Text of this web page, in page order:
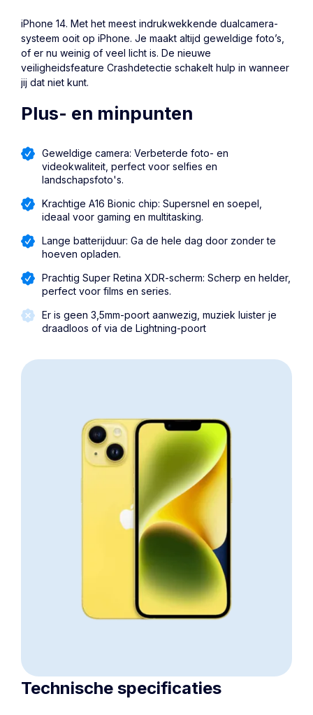
iPhone 14. Met het meest indrukwekkende dualcamera-
systeem ooit op iPhone. Je maakt altijd geweldige foto’s,
of er nu weinig of veel licht is. De nieuwe
veiligheidsfeature Crashdetectie schakelt hulp in wanneer
jij dat niet kunt.
Plus- en minpunten
Geweldige camera: Verbeterde foto- en
videokwaliteit, perfect voor selfies en
landschapsfoto's.
Krachtige A16 Bionic chip: Supersnel en soepel,
ideaal voor gaming en multitasking.
Lange batterijduur: Ga de hele dag door zonder te
hoeven opladen.
Prachtig Super Retina XDR-scherm: Scherp en helder,
perfect voor films en series.
Er is geen 3,5mm-poort aanwezig, muziek luister je
draadloos of via de Lightning-poort
Technische specificaties